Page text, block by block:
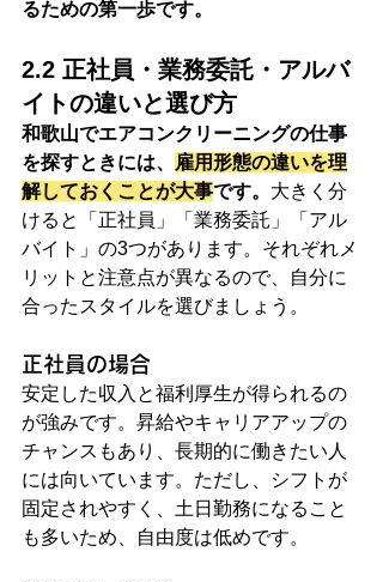
るための第一歩です。
2.2 正社員・業務委託・アルバ
イトの違いと選び方
和歌山でエアコンクリーニングの仕事
を探すときには、
雇用形態の違いを理
解しておくことが大事です。 大きく分
けると「正社員」「業務委託」「アル
バイト」の3つがあります。それぞれメ
リットと注意点が異なるので、自分に
合ったスタイルを選びましょう。
正社員の場合
安定した収入と福利厚生が得られるの
が強みです。昇給やキャリアアップの
チャンスもあり、長期的に働きたい人
には向いています。ただし、シフトが
固定されやすく、土日勤務になること
も多いため、自由度は低めです。